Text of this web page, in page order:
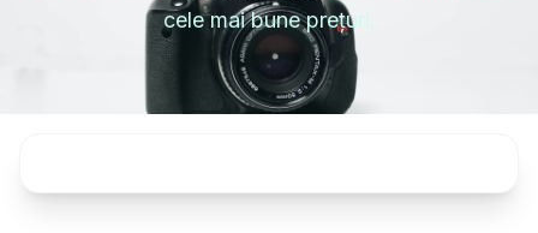
cele mai bune prețuri.